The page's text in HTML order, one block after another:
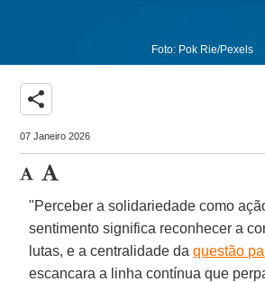
Foto: Pok Rie/Pexels
share
07 Janeiro 2026
"Perceber a solidariedade como
sentimento significa reconhecer a
lutas, e a centralidade daquestão
escancara a linha contínua que